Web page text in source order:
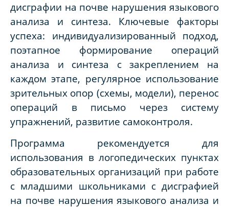
дисграфии на почве нарушения языкового
анализа и синтеза. Ключевые факторы
успеха: индивидуализированный подход,
поэтапное формирование операций
анализа и синтеза с закреплением на
каждом этапе, регулярное использование
зрительных опор (схемы, модели), перенос
операций в письмо через систему
упражнений, развитие самоконтроля.
Программа рекомендуется для
использования в логопедических пунктах
образовательных организаций при работе
с младшими школьниками с дисграфией
на почве нарушения языкового анализа и